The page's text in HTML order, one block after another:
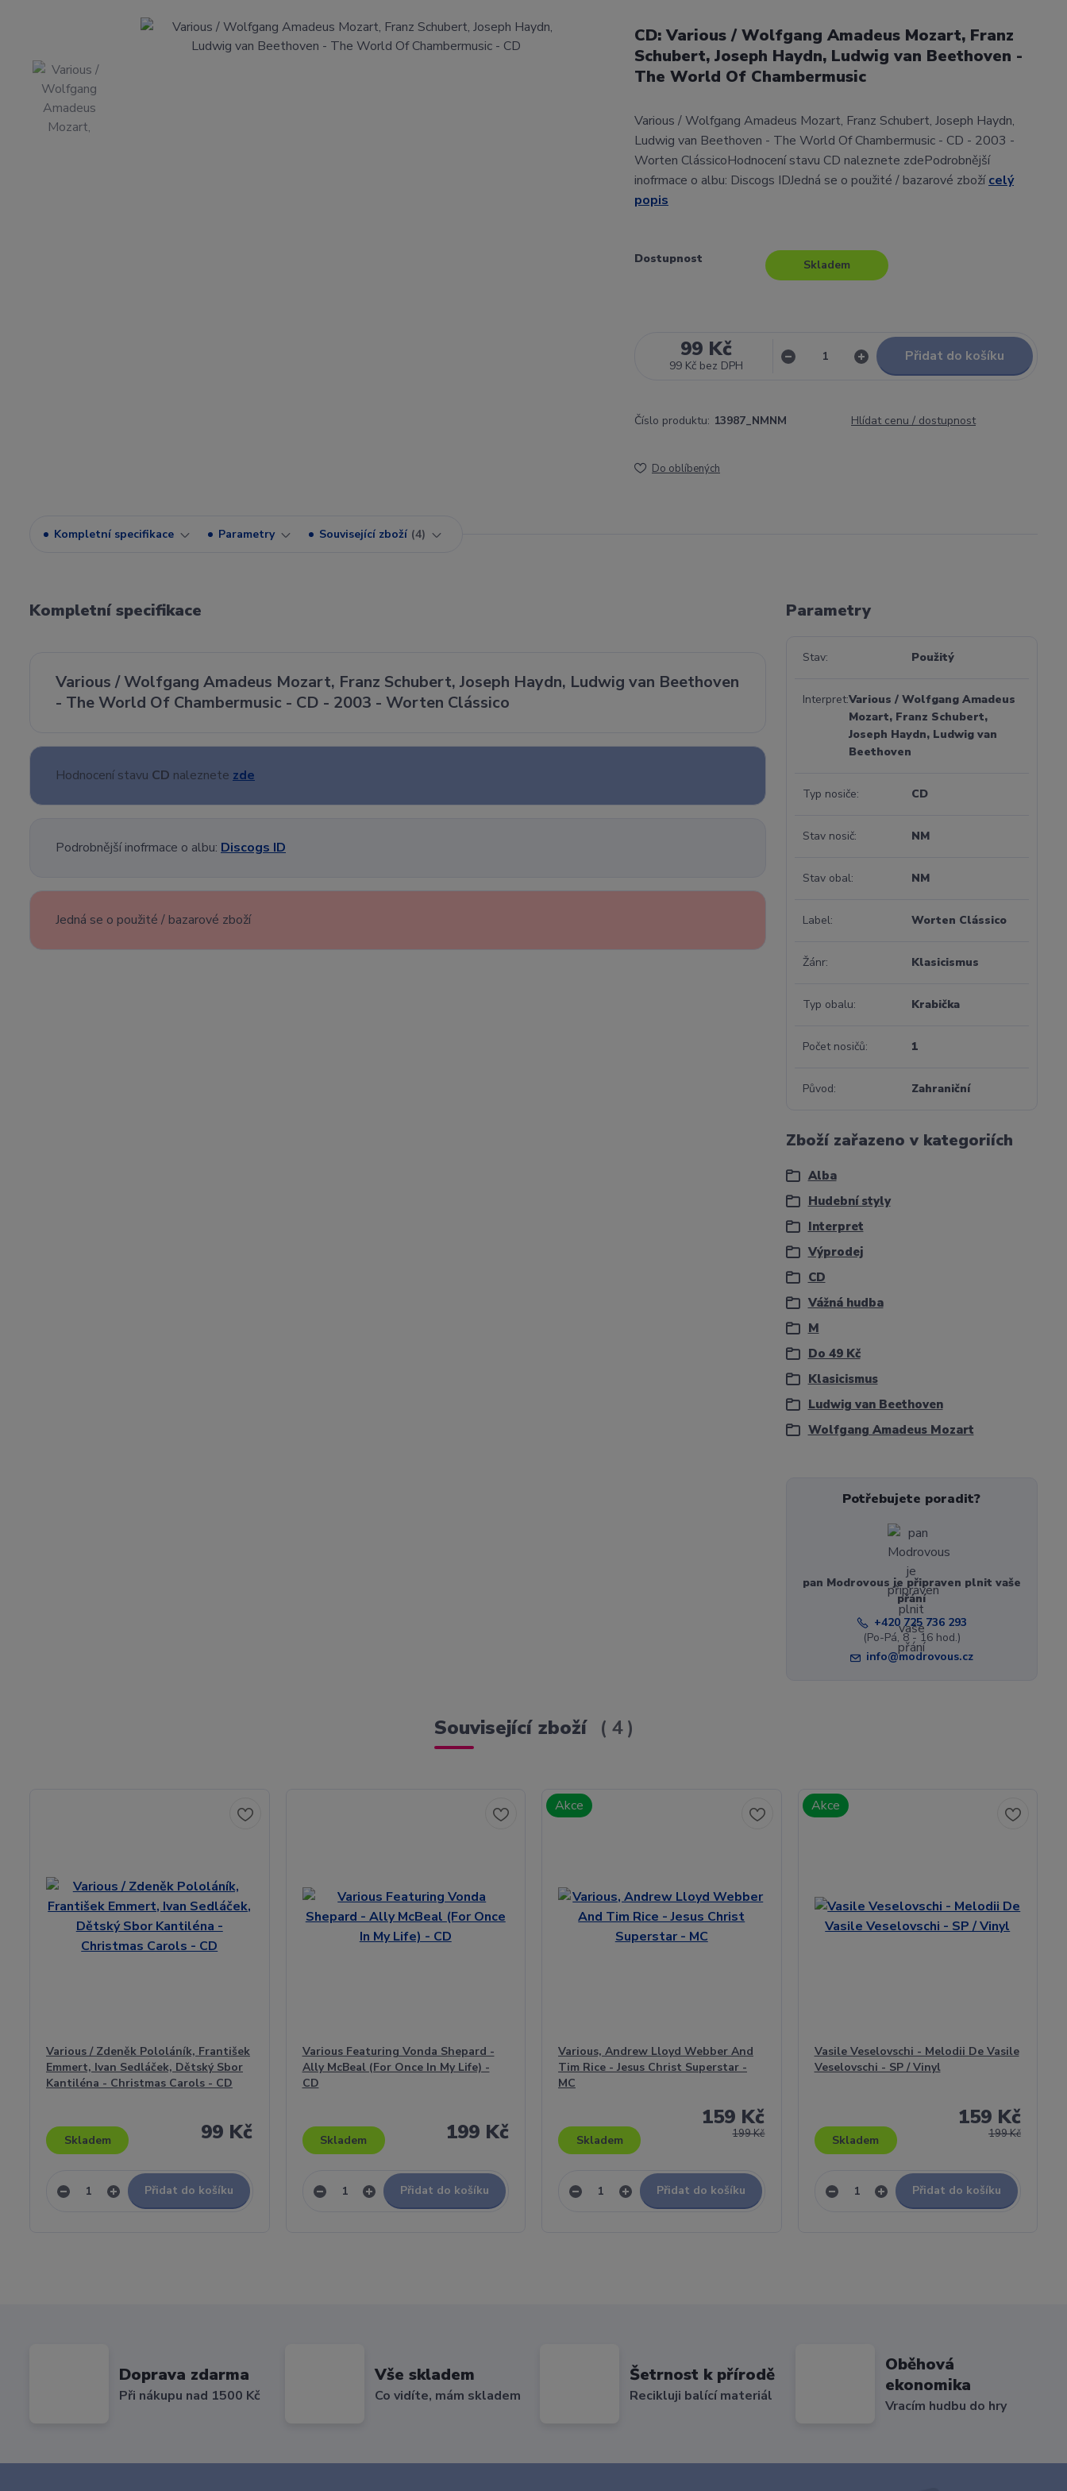
CD: Various / Wolfgang Amadeus Mozart, Franz
Schubert, Joseph Haydn, Ludwig van Beethoven -
The World Of Chambermusic
Various / Wolfgang Amadeus Mozart, Franz Schubert, Joseph Haydn,
Ludwig van Beethoven - The World Of Chambermusic - CD - 2003 -
Worten ClássicoHodnocení stavu CD naleznete zdePodrobnější
inofrmace o albu: Discogs IDJedná se o použité / bazarové zbožícelý
popis
Dostupnost Skladem
99 Kč
99 Kč bez DPH
Přidat do košíku
Číslo produktu: 13987_NMNM Hlídat cenu / dostupnost
Do oblíbených
Kompletní specifikace Parametry Související zboží 4
Kompletní specifikace
Various / Wolfgang Amadeus Mozart, Franz Schubert, Joseph Haydn, Ludwig van Beethoven
- The World Of Chambermusic - CD - 2003 - Worten Clássico
Hodnocení stavu CD naleznete zde
Podrobnější inofrmace o albu: Discogs ID
Jedná se o použité / bazarové zboží
Parametry
Stav Použitý
InterpretVarious / Wolfgang Amadeus
Mozart, Franz Schubert,
Joseph Haydn, Ludwig van
Beethoven
Typ nosiče CD
Stav nosič NM
Stav obal NM
Label Worten Clássico
Žánr Klasicismus
Typ obalu Krabička
Počet nosičů 1
Původ Zahraniční
Zboží zařazeno v kategoriích
Alba
Hudební styly
Interpret
Výprodej
CD
Vážná hudba
M
Do 49 Kč
Klasicismus
Ludwig van Beethoven
Wolfgang Amadeus Mozart
Potřebujete poradit?
pan Modrovous je připraven plnit vaše
přání
+420 725 736 293
(Po-Pá, 8 - 16 hod.)
info@modrovous.cz
Související zboží 4
Various / Zdeněk Pololáník, František
Emmert, Ivan Sedláček, Dětský Sbor
Kantiléna - Christmas Carols - CD
99 Kč
Skladem
Přidat do košíku
Various Featuring Vonda Shepard -
Ally McBeal (For Once In My Life) -
CD
199 Kč
Skladem
Přidat do košíku
Akce
Various, Andrew Lloyd Webber And
Tim Rice - Jesus Christ Superstar -
MC
199 Kč
159 Kč
Skladem
Přidat do košíku
Akce
Vasile Veselovschi - Melodii De Vasile
Veselovschi - SP / Vinyl
199 Kč
159 Kč
Skladem
Přidat do košíku
Doprava zdarma
Při nákupu nad 1500 Kč
Vše skladem
Co vidíte, mám skladem
Šetrnost k přírodě
Recikluji balící materiál
Oběhová
ekonomika
Vracím hudbu do hry